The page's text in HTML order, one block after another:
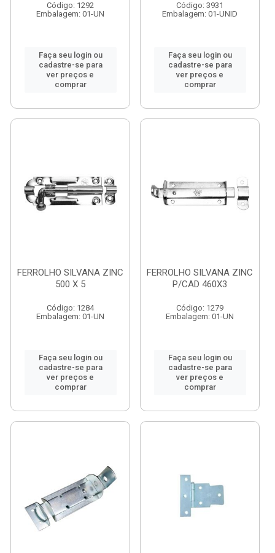
Código: 1292
Embalagem: 01-UN
Faça seu login ou
cadastre-se para
ver preços e
comprar
Código: 3931
Embalagem: 01-UNID
Faça seu login ou
cadastre-se para
ver preços e
comprar
FERROLHO SILVANA ZINC
500 X 5
Código: 1284
Embalagem: 01-UN
Faça seu login ou
cadastre-se para
ver preços e
comprar
FERROLHO SILVANA ZINC
P/CAD 460X3
Código: 1279
Embalagem: 01-UN
Faça seu login ou
cadastre-se para
ver preços e
comprar